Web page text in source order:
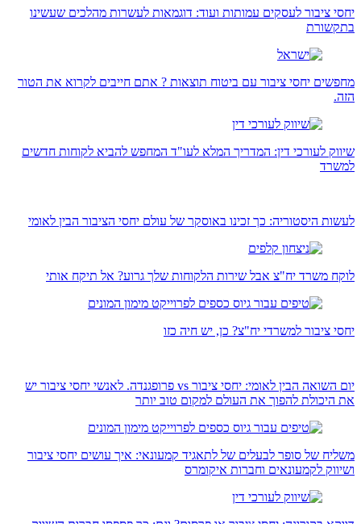
יחסי ציבור לעסקים עמותות ועוד: דוגמאות לעשרות מהלכים שעשינו
בתקשורת
מחפשים יחסי ציבור עם ביטוח תוצאות ? אתם חייבים לקרוא את הטור
הזה.
שיווק לעורכי דין: המדריך המלא לעו"ד המחפש להביא לקוחות חדשים
למשרד
לעשות היסטוריה: כך זכינו באוסקר של עולם יחסי הציבור הבין לאומי
לוקח משרד יח"צ אבל שירות הלקוחות שלך גרוע? אל תיקח אותי
יחסי ציבור למשרדי יח"צ? כן, יש חיה כזו
יום השואה הבין לאומי: יחסי ציבור vs פרופגנדה. לאנשי יחסי ציבור יש
את היכולת להפוך את העולם למקום טוב יותר
משליח של סופר לבעלים של לתאגיד קמעונאי: איך עושים יחסי ציבור
ושיווק לקמעונאים וחברות איקומרס